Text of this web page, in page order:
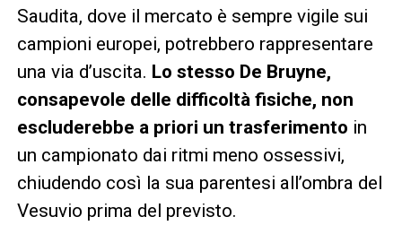
Saudita, dove il mercato è sempre vigile sui
campioni europei, potrebbero rappresentare
una via d’uscita. Lo stesso De Bruyne,
consapevole delle difficoltà fisiche, non
escluderebbe a priori un trasferimento in
un campionato dai ritmi meno ossessivi,
chiudendo così la sua parentesi all’ombra del
Vesuvio prima del previsto.